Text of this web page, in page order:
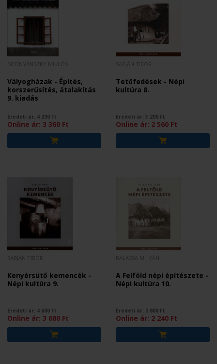
Vályogházak - Építés,
korszerűsítés, átalakítás
9. kiadás
Eredeti ár: 4 200 Ft
Online ár: 3 360 Ft
Tetőfedések - Népi
kultúra 8.
Eredeti ár: 3 200 Ft
Online ár: 2 560 Ft
Kenyérsütő kemencék -
Népi kultúra 9.
Eredeti ár: 4 600 Ft
Online ár: 3 680 Ft
A Felföld népi építészete -
Népi kultúra 10.
Eredeti ár: 2 800 Ft
Online ár: 2 240 Ft